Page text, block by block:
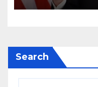
post
Search